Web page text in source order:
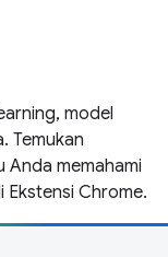
model
Temukan
memahami
Chrome.